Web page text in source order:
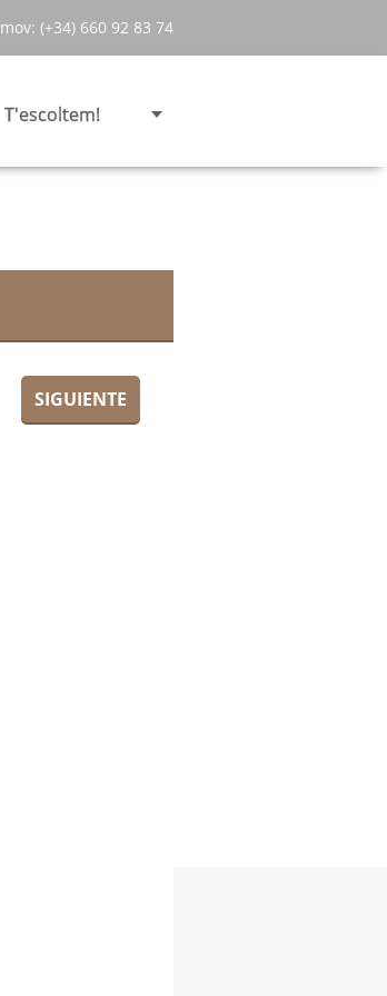
mov: (+34) 660 92 83 74
T'escoltem!
SIGUIENTE